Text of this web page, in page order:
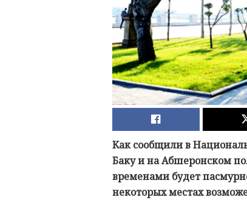
Как сообщили в
Баку и на Абшеронском
временами будет
некоторых местах